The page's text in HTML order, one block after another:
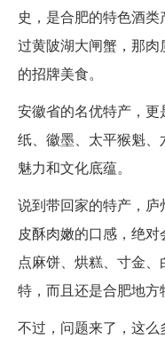
史，是合肥的特色酒
过黄陂湖大闸蟹，那
的招牌美食。
安徽省的名优特产，
纸、徽墨、太平猴魁
魅力和文化底蕴。
说到带回家的特产，庐
皮酥肉嫩的口感，绝
点麻饼、烘糕、寸金
特，而且还是合肥地方
不过，问题来了，这么